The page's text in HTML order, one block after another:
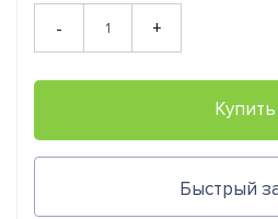
- +
Купить
Быстрый